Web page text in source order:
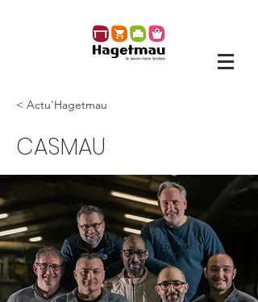
< Actu'Hagetmau
CASMAU